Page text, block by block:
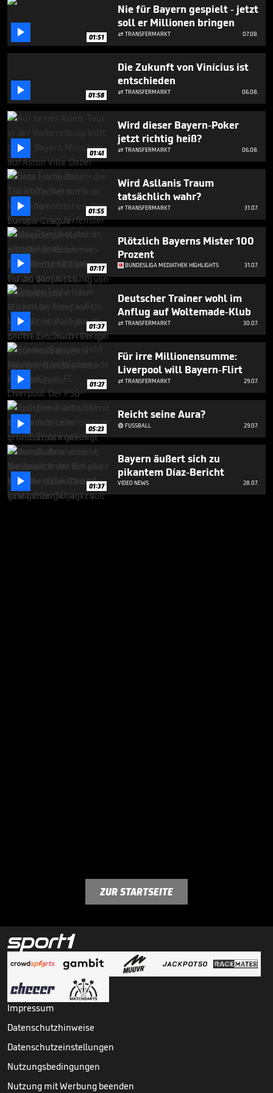
2
9
seconds
 01:51
Nie für Bayern gespielt - jetzt
soll er Millionen bringen
 TRANSFERMARKT 07.08.
 01:58
Die Zukunft von Vinícius ist
entschieden
 TRANSFERMARKT 06.08.
 01:41
Wird dieser Bayern-Poker
jetzt richtig heiß?
 TRANSFERMARKT 06.08.
 01:55
Wird Asllanis Traum
tatsächlich wahr?
 TRANSFERMARKT 31.07.
 07:17
Plötzlich Bayerns Mister 100
Prozent
BUNDESLIGA MEDIATHEK HIGHLIGHTS 31.07.
 01:37
Deutscher Trainer wohl im
Anflug auf Woltemade-Klub
 TRANSFERMARKT 30.07.
 01:27
Für irre Millionensumme:
Liverpool will Bayern-Flirt
 TRANSFERMARKT 29.07.
 05:23
Reicht seine Aura?
FUSSBALL 29.07.
 01:37
Bayern äußert sich zu
pikantem Díaz-Bericht
VIDEO NEWS 28.07.
ZUR STARTSEITE
Impressum
Datenschutzhinweise
Datenschutzeinstellungen
Nutzungsbedingungen
Nutzung mit Werbung beenden